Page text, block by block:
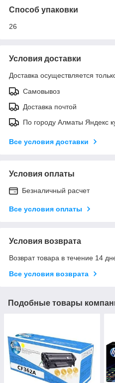
Способ упаковки
26
Условия доставки
Доставка осуществляется
Самовывоз
Доставка почтой
По городу Алматы Яндекс
Все условия доставки
Условия оплаты
Безналичный расчет
Все условия оплаты
Условия возврата
Возврат товара в течение 14
Все условия возврата
Подобные товары